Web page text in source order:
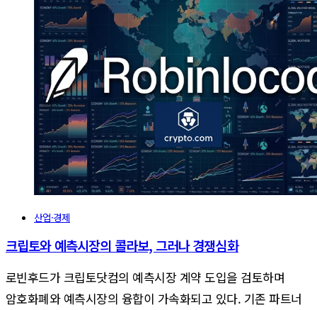
산업·경제
크립토와 예측시장의 콜라보, 그러나 경쟁심화
로빈후드가 크립토닷컴의 예측시장 계약 도입을 검토하며
암호화폐와 예측시장의 융합이 가속화되고 있다. 기존 파트너